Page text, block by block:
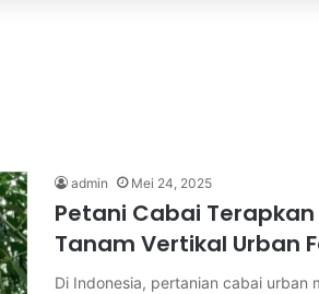
admin Mei 24, 2025
Petani Cabai
Tanam Vertikal Urban
Di Indonesia, pertanian cabai urban